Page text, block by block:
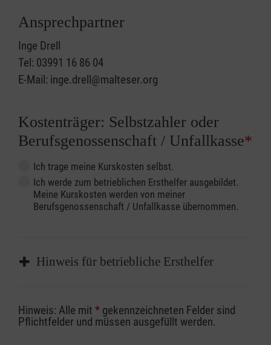
Ansprechpartner
Inge Drell
Tel: 03991 16 86 04
E-Mail: inge.drell@malteser.org
Kostenträger: Selbstzahler oder
Berufsgenossenschaft / Unfallkasse*
Ich trage meine Kurskosten selbst.
Ich werde zum betrieblichen Ersthelfer ausgebildet.
Meine Kurskosten werden von meiner
Berufsgenossenschaft / Unfallkasse übernommen.
Hinweis für betriebliche Ersthelfer
Sofern Sie ein Kostenübernahmeverfahren
Ihrer Berufsgenossenschaft / Unfallkasse
Hinweis: Alle mit * gekennzeichneten Felder sind
Pflichtfelder und müssen ausgefüllt werden.